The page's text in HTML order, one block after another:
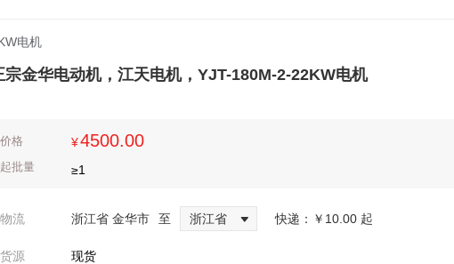
电机
宗金华电动机，江天电机，YJT-180M-2-22KW电机
价格
起批量
¥4500.00
≥1
物流 浙江省 金华市 至 浙江省 快递： ￥10.00 起
货源 现货